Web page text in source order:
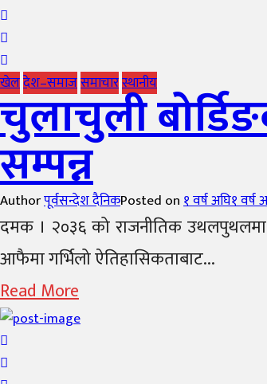
खेलदेश–समाजसमाचारस्थानीय
चुलाचुली
सम्पन्न
Authorपूर्वसन्देश दैनिकPosted on१ वर्ष अघि१ वर्ष
दमक । २०३६ को राजनीतिक उथलपुथलमा
आफैमा गर्भिलो ऐतिहासिकताबाट...
Read More